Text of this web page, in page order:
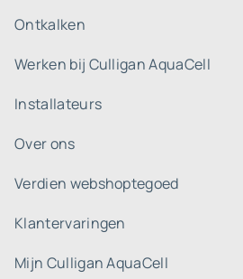
Ontkalken
Werken bij Culligan AquaCell
Installateurs
Over ons
Verdien webshoptegoed
Klantervaringen
Mijn Culligan AquaCell